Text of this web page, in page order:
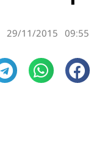
09:55
29/11/2015